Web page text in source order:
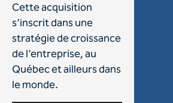
Cette acquisition
s’inscrit dans une
stratégie de croissance
de l’entreprise, au
Québec et ailleurs dans
le monde.